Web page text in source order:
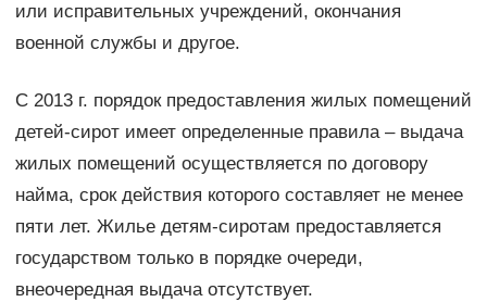
или исправительных учреждений, окончания
военной службы и другое.
С 2013 г. порядок предоставления жилых помещений
детей-сирот имеет определенные правила – выдача
жилых помещений осуществляется по договору
найма, срок действия которого составляет не менее
пяти лет. Жилье детям-сиротам предоставляется
государством только в порядке очереди,
внеочередная выдача отсутствует.